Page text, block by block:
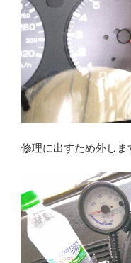
修理に出すため外しま